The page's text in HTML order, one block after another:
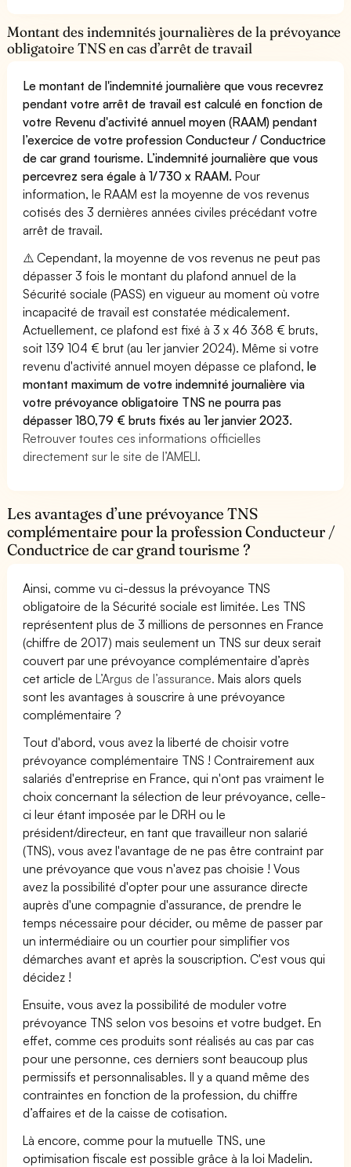
Montant des indemnités journalières de la prévoyance
obligatoire TNS en cas d’arrêt de travail
Le montant de l'indemnité journalière que vous recevrez
pendant votre arrêt de travail est calculé en fonction de
votre Revenu d'activité annuel moyen (RAAM) pendant
l’exercice de votre profession Conducteur / Conductrice
de car grand tourisme. L’indemnité journalière que vous
percevrez sera égale à 1/730 x RAAM. Pour
information, le RAAM est la moyenne de vos revenus
cotisés des 3 dernières années civiles précédant votre
arrêt de travail.
⚠️ Cependant, la moyenne de vos revenus ne peut pas
dépasser 3 fois le montant du plafond annuel de la
Sécurité sociale (PASS) en vigueur au moment où votre
incapacité de travail est constatée médicalement.
Actuellement, ce plafond est fixé à 3 x 46 368 € bruts,
soit 139 104 € brut (au 1er janvier 2024). Même si votre
revenu d'activité annuel moyen dépasse ce plafond,le
montant maximum de votre indemnité journalière via
votre prévoyance obligatoire TNS ne pourra pas
dépasser 180,79 € bruts fixés au 1er janvier 2023.
Retrouver toutes ces informations officielles
directement sur le site de l’AMELI.
Les avantages d’une prévoyance TNS
complémentaire pour la profession Conducteur /
Conductrice de car grand tourisme ?
Ainsi, comme vu ci-dessus la prévoyance TNS
obligatoire de la Sécurité sociale est limitée. Les TNS
représentent plus de 3 millions de personnes en France
(chiffre de 2017) mais seulement un TNS sur deux serait
couvert par une prévoyance complémentaire d’après
cet article deL’Argus de l’assurance. Mais alors quels
sont les avantages à souscrire à une prévoyance
complémentaire ?
Tout d'abord, vous avez la liberté de choisir votre
prévoyance complémentaire TNS ! Contrairement aux
salariés d'entreprise en France, qui n'ont pas vraiment le
choix concernant la sélection de leur prévoyance, celle-
ci leur étant imposée par le DRH ou le
président/directeur, en tant que travailleur non salarié
(TNS), vous avez l'avantage de ne pas être contraint par
une prévoyance que vous n'avez pas choisie ! Vous
avez la possibilité d'opter pour une assurance directe
auprès d'une compagnie d'assurance, de prendre le
temps nécessaire pour décider, ou même de passer par
un intermédiaire ou un courtier pour simplifier vos
démarches avant et après la souscription. C'est vous qui
décidez !
Ensuite, vous avez la possibilité de moduler votre
prévoyance TNS selon vos besoins et votre budget. En
effet, comme ces produits sont réalisés au cas par cas
pour une personne, ces derniers sont beaucoup plus
permissifs et personnalisables. Il y a quand même des
contraintes en fonction de la profession, du chiffre
d’affaires et de la caisse de cotisation.
Là encore, comme pour la mutuelle TNS, une
optimisation fiscale est possible grâce à la loi Madelin.